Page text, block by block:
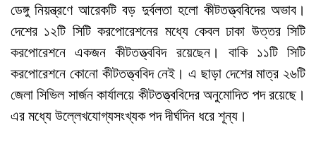
ডেঙ্গু নিয়ন্ত্রণে আরেকটি বড় দুর্বলতা হলো কীটতত্ত্ববিদের অভাব।
দেশের ১২টি সিটি করপোরেশনের মধ্যে কেবল ঢাকা উত্তর সিটি
করপোরেশনে একজন কীটতত্ত্ববিদ রয়েছেন। বাকি ১১টি সিটি
করপোরেশনে কোনো কীটতত্ত্ববিদ নেই। এ ছাড়া দেশের মাত্র ২৬টি
জেলা সিভিল সার্জন কার্যালয়ে কীটতত্ত্ববিদের অনুমোদিত পদ রয়েছে।
এর মধ্যে উল্লেখযোগ্যসংখ্যক পদ দীর্ঘদিন ধরে শূন্য।